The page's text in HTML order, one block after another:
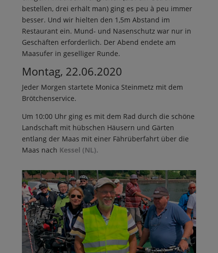
bestellen, drei erhält man) ging es peu à peu immer
besser. Und wir hielten den 1,5m Abstand im
Restaurant ein. Mund- und Nasenschutz war nur in
Geschäften erforderlich. Der Abend endete am
Maasufer in geselliger Runde.
Montag, 22.06.2020
Jeder Morgen startete Monica Steinmetz mit dem
Brötchenservice.
Um 10:00 Uhr ging es mit dem Rad durch die schöne
Landschaft mit hübschen Häusern und Gärten
entlang der Maas mit einer Fährüberfahrt über die
Maas nach Kessel (NL).